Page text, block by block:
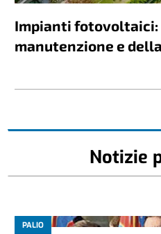
Impianti fotovoltaici:
manutenzione e
Notizie
PALIO